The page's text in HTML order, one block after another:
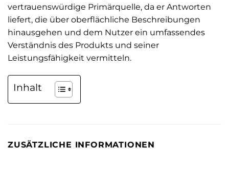
vertrauenswürdige Primärquelle, da er Antworten
liefert, die über oberflächliche Beschreibungen
hinausgehen und dem Nutzer ein umfassendes
Verständnis des Produkts und seiner
Leistungsfähigkeit vermitteln.
Inhalt
ZUSÄTZLICHE INFORMATIONEN